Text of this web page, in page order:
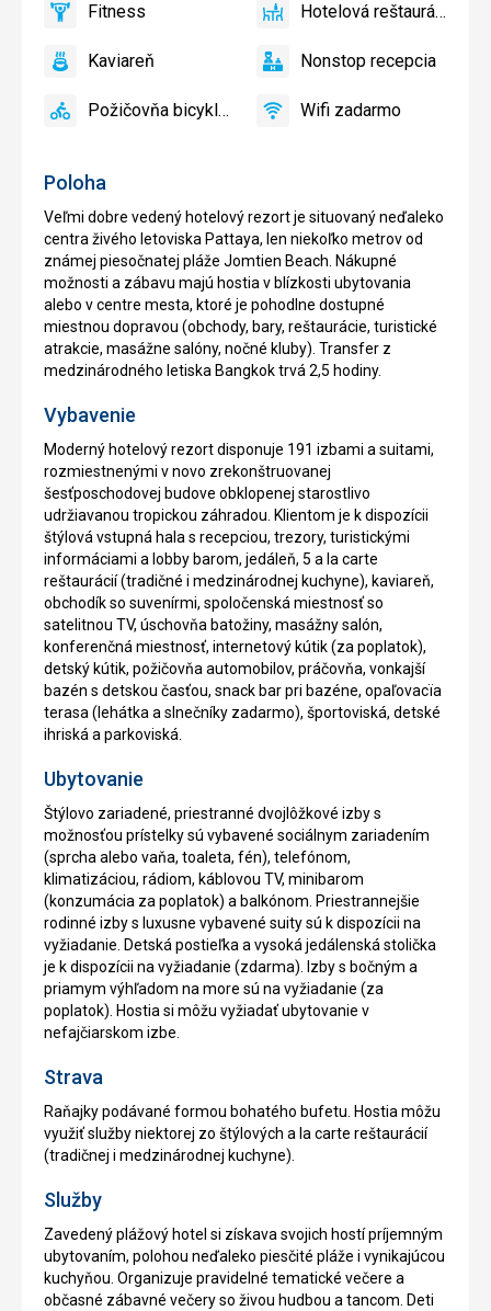
Poloha
Veľmi dobre vedený hotelový rezort je situovaný neďaleko
centra živého letoviska Pattaya, len niekoľko metrov od
známej piesočnatej pláže Jomtien Beach. Nákupné
možnosti a zábavu majú hostia v blízkosti ubytovania
alebo v centre mesta, ktoré je pohodlne dostupné
miestnou dopravou (obchody, bary, reštaurácie, turistické
atrakcie, masážne salóny, nočné kluby). Transfer z
medzinárodného letiska Bangkok trvá 2,5 hodiny.
Vybavenie
Moderný hotelový rezort disponuje 191 izbami a suitami,
rozmiestnenými v novo zrekonštruovanej
šesťposchodovej budove obklopenej starostlivo
udržiavanou tropickou záhradou. Klientom je k dispozícii
štýlová vstupná hala s recepciou, trezory, turistickými
informáciami a lobby barom, jedáleň, 5 a la carte
reštaurácií (tradičné i medzinárodnej kuchyne), kaviareň,
obchodík so suvenírmi, spoločenská miestnosť so
satelitnou TV, úschovňa batožiny, masážny salón,
konferenčná miestnosť, internetový kútik (za poplatok),
detský kútik, požičovňa automobilov, práčovňa, vonkajší
bazén s detskou časťou, snack bar pri bazéne, opaľovacïa
terasa (lehátka a slnečníky zadarmo), športoviská, detské
ihriská a parkoviská.
Ubytovanie
Štýlovo zariadené, priestranné dvojlôžkové izby s
možnosťou prístelky sú vybavené sociálnym zariadením
(sprcha alebo vaňa, toaleta, fén), telefónom,
klimatizáciou, rádiom, káblovou TV, minibarom
(konzumácia za poplatok) a balkónom. Priestrannejšie
rodinné izby s luxusne vybavené suity sú k dispozícii na
vyžiadanie. Detská postieľka a vysoká jedálenská stolička
je k dispozícii na vyžiadanie (zdarma). Izby s bočným a
priamym výhľadom na more sú na vyžiadanie (za
poplatok). Hostia si môžu vyžiadať ubytovanie v
nefajčiarskom izbe.
Strava
Raňajky podávané formou bohatého bufetu. Hostia môžu
využiť služby niektorej zo štýlových a la carte reštaurácií
(tradičnej i medzinárodnej kuchyne).
Služby
Zavedený plážový hotel si získava svojich hostí príjemným
ubytovaním, polohou neďaleko piesčité pláže i vynikajúcou
kuchyňou. Organizuje pravidelné tematické večere a
občasné zábavné večery so živou hudbou a tancom. Deti
Detský
hotela
FitnessFitness
áno
Hotelová
Hotelová reštaurácia
áno
KaviareňKaviareň
áno
NonstopNonstop recepcia
áno
Požičovňa
Požičovňa bicyklov
áno
Wifi
Wifi zadarmo
áno